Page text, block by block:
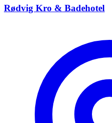
Rødvig Kro & Badehotel